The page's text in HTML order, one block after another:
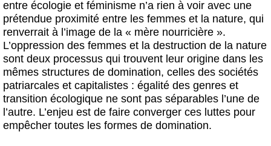
entre écologie et féminisme n’a rien à voir avec une
prétendue proximité entre les femmes et la nature, qui
renverrait à l’image de la « mère nourricière ».
L’oppression des femmes et la destruction de la nature
sont deux processus qui trouvent leur origine dans les
mêmes structures de domination, celles des sociétés
patriarcales et capitalistes : égalité des genres et
transition écologique ne sont pas séparables l’une de
l’autre. L’enjeu est de faire converger ces luttes pour
empêcher toutes les formes de domination.